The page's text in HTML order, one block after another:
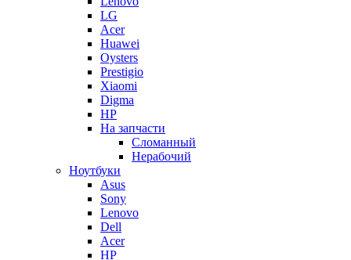
LG
Acer
Huawei
Oysters
Prestigio
Xiaomi
Digma
HP
На запчасти
Сломанный
Нерабочий
Ноутбуки
Asus
Sony
Lenovo
Dell
Acer
HP